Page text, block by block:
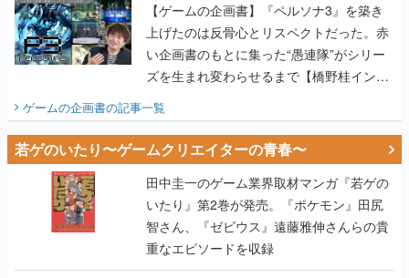
【ゲームの企画書】『ペルソナ3』を築き
上げたのは反骨心とリスペクトだった。赤
い企画書のもとに集った“愚連隊”がシリー
ズを生まれ変わらせるまで【橋野桂インタ
ビュー】
ゲームの企画書の記事一覧
若ゲのいたり〜ゲームクリエイターの青春〜
田中圭一のゲーム業界取材マンガ『若ゲの
いたり』第2巻が発売。『ポケモン』田尻
智さん、『ゼビウス』遠藤雅伸さんらの貴
重なエピソードを収録